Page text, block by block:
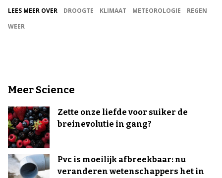
LEES MEER OVER DROOGTE KLIMAAT METEOROLOGIE
REGEN
WEER
Meer Science
Zette onze liefde voor suiker de
breinevolutie in gang?
Pvc is moeilijk afbreekbaar: nu
veranderen wetenschappers het in